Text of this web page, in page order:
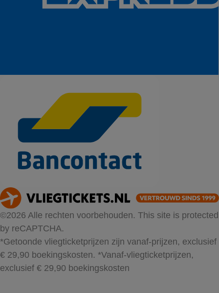
©2026 Alle rechten voorbehouden. This site is protected
by reCAPTCHA.
*Getoonde vliegticketprijzen zijn vanaf-prijzen, exclusief
€ 29,90 boekingskosten. *Vanaf-vliegticketprijzen,
exclusief € 29,90 boekingskosten